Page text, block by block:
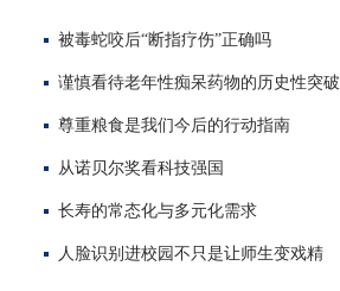
被毒蛇咬后“断指疗伤”正确吗
谨慎看待老年性痴呆药物的历史性突破
尊重粮食是我们今后的行动指南
从诺贝尔奖看科技强国
长寿的常态化与多元化需求
人脸识别进校园不只是让师生变戏精